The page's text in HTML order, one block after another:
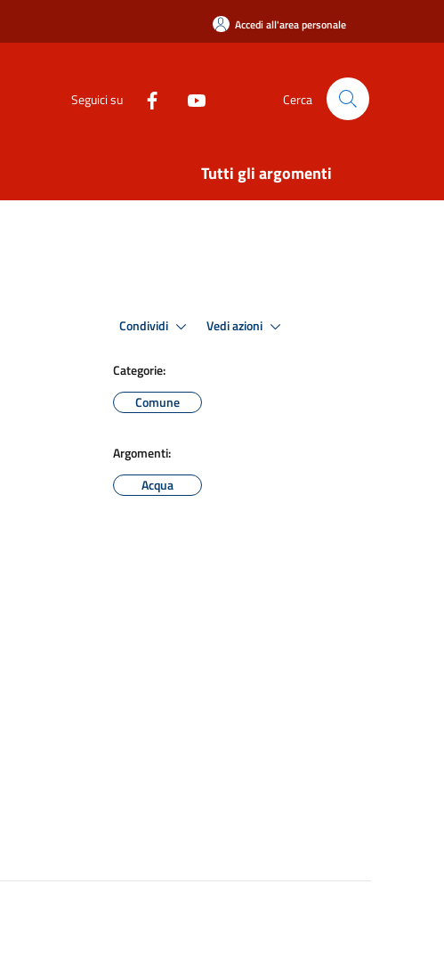
Accedi all'area personale
Seguici su Cerca
Tutti gli argomenti
Condividi Vedi azioni
Categorie:
Comune
Argomenti:
Acqua